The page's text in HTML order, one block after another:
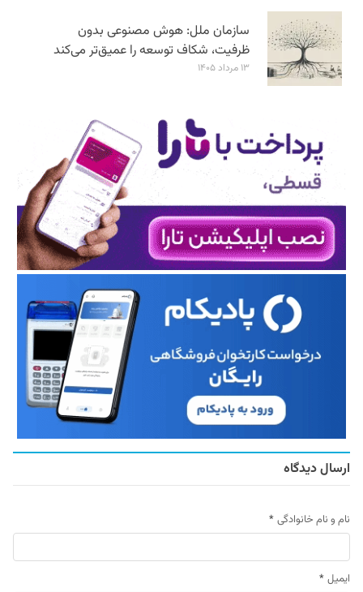
سازمان ملل: هوش مصنوعی بدون
ظرفیت، شکاف توسعه را عمیق‌تر می‌کند
۱۳ مرداد ۱۴۰۵
ارسال دیدگاه
نام و نام خانوادگی *
ایمیل *